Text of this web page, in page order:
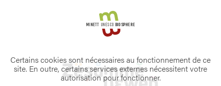
Certains cookies sont nécessaires au fonctionnement de ce
site. En outre, certains services externes nécessitent votre
autorisation pour fonctionner.